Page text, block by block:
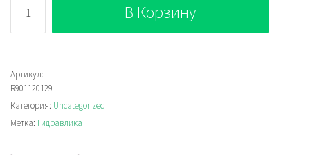
Bosch
Rexroth
R901120129
В Корзину
Артикул:
R901120129
Категория: Uncategorized
Метка: Гидравлика